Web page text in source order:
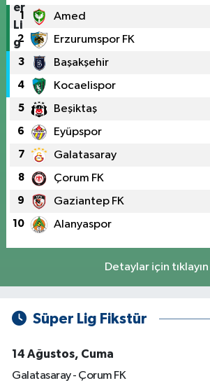
1 Amed
2 Erzurumspor FK
3 Başakşehir
4 Kocaelispor
5 Beşiktaş
6 Eyüpspor
7 Galatasaray
8 Çorum FK
9 Gaziantep FK
10 Alanyaspor
Detaylar için tıklayın
Süper Lig Fikstür
14 Ağustos, Cuma
Galatasaray - Çorum FK